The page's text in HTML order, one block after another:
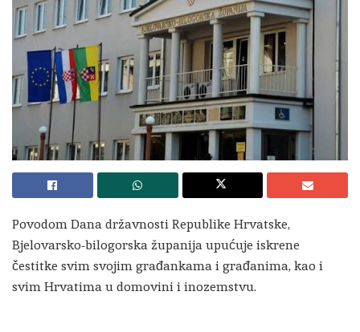
Povodom Dana državnosti Republike Hrvatske,
Bjelovarsko-bilogorska županija upućuje iskrene
čestitke svim svojim građankama i građanima, kao i
svim Hrvatima u domovini i inozemstvu.